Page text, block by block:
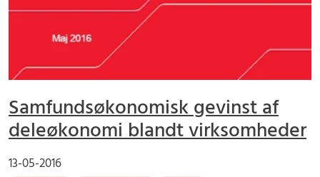
Samfundsøkonomisk gevinst af
deleøkonomi blandt virksomheder
13-05-2016